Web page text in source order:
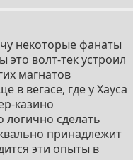
некоторые фанаты
волт-тек устроил
магнатов
в вегасе, где у Хауса
казино
логично сделать
принадлежит
эти опыты в